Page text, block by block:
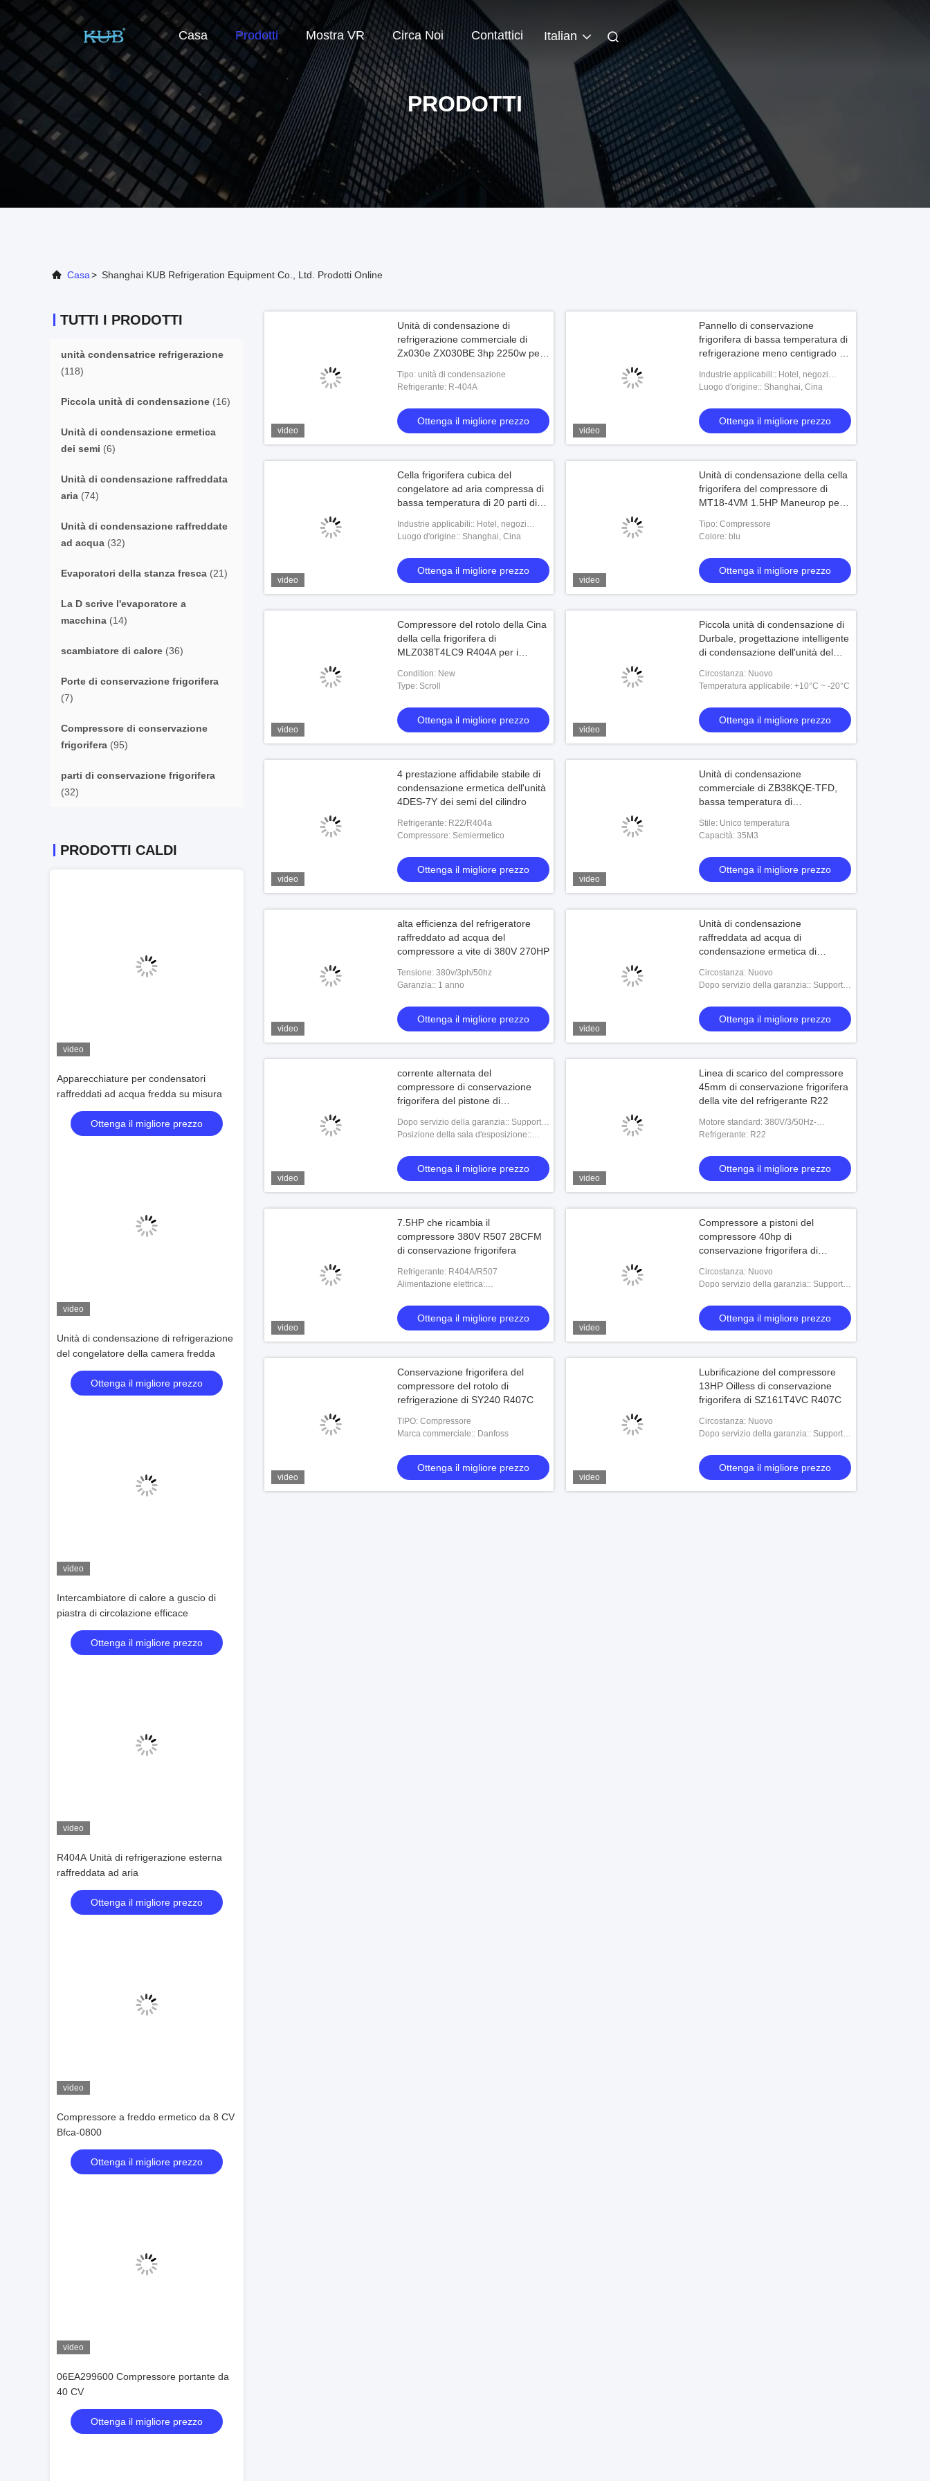
Casa Prodotti Mostra VR Circa Noi Contattici Italian
PRODOTTI
Casa> Shanghai KUB Refrigeration Equipment Co., Ltd. Prodotti Online
TUTTI I PRODOTTI
unità condensatrice refrigerazione
(118)
Piccola unità di condensazione (16)
Unità di condensazione ermetica
dei semi (6)
Unità di condensazione raffreddata
aria (74)
Unità di condensazione raffreddate
ad acqua (32)
Evaporatori della stanza fresca (21)
La D scrive l'evaporatore a
macchina (14)
scambiatore di calore (36)
Porte di conservazione frigorifera
(7)
Compressore di conservazione
frigorifera (95)
parti di conservazione frigorifera
(32)
PRODOTTI CALDI
video
Apparecchiature per condensatori
raffreddati ad acqua fredda su misura
Ottenga il migliore prezzo
video
Unità di condensazione di refrigerazione
del congelatore della camera fredda
Ottenga il migliore prezzo
video
Intercambiatore di calore a guscio di
piastra di circolazione efficace
Ottenga il migliore prezzo
video
R404A Unità di refrigerazione esterna
raffreddata ad aria
Ottenga il migliore prezzo
video
Compressore a freddo ermetico da 8 CV
Bfca-0800
Ottenga il migliore prezzo
video
06EA299600 Compressore portante da
40 CV
Ottenga il migliore prezzo
video
Unità di condensazione di
refrigerazione commerciale di
Zx030e ZX030BE 3hp 2250w per
Tipo: unità di condensazione
Refrigerante: R-404A
Ottenga il migliore prezzo
video
Pannello di conservazione
frigorifera di bassa temperatura di
refrigerazione meno centigrado 25
Industrie applicabili:: Hotel, negozi
dell'indumento, negozi di materiale da
macchinar
Luogo d'origine:: Shanghai, Cina
Ottenga il migliore prezzo
video
Cella frigorifera cubica del
congelatore ad aria compressa di
bassa temperatura di 20 parti di
pannello dell'isolamento
Industrie applicabili:: Hotel, negozi
dell'indumento, negozi di materiale da
macchinar
Luogo d'origine:: Shanghai, Cina
Ottenga il migliore prezzo
video
Unità di condensazione della cella
frigorifera del compressore di
MT18-4VM 1.5HP Maneurop per
Tipo: Compressore
Colore: blu
Ottenga il migliore prezzo
video
Compressore del rotolo della Cina
della cella frigorifera di
MLZ038T4LC9 R404A per i
refrigerazione (5ton R22 3pH
380~420volt
Condition: New
Type: Scroll
Ottenga il migliore prezzo
video
Piccola unità di condensazione di
Durbale, progettazione intelligente
di condensazione dell'unità del
Circostanza: Nuovo
Temperatura applicabile: +10°C ~ -20°C
Ottenga il migliore prezzo
video
4 prestazione affidabile stabile di
condensazione ermetica dell'unità
4DES-7Y dei semi del cilindro
Refrigerante: R22/R404a
Compressore: Semiermetico
Ottenga il migliore prezzo
video
Unità di condensazione
commerciale di ZB38KQE-TFD,
bassa temperatura di
del rotolo delle componenti
dell'unità
Stile: Unico temperatura
Capacità: 35M3
Ottenga il migliore prezzo
video
alta efficienza del refrigeratore
raffreddato ad acqua del
compressore a vite di 380V 270HP
Tensione: 380v/3ph/50hz
Garanzia:: 1 anno
Ottenga il migliore prezzo
video
Unità di condensazione
raffreddata ad acqua di
condensazione ermetica di
acqua dell'unità dell'unità dell'unità
di refrigerazione del congelatore
R22 8HP
Circostanza: Nuovo
Dopo servizio della garanzia:: Supporto
Ottenga il migliore prezzo
video
corrente alternata del
compressore di conservazione
frigorifera del pistone di
Dopo servizio della garanzia:: Supporto
online
Posizione della sala d'esposizione::
Ottenga il migliore prezzo
video
Linea di scarico del compressore
45mm di conservazione frigorifera
della vite del refrigerante R22
Motore standard: 380V/3/50Hz-
460/3/60Hz
Refrigerante: R22
Ottenga il migliore prezzo
video
7.5HP che ricambia il
compressore 380V R507 28CFM
di conservazione frigorifera
Refrigerante: R404A/R507
Alimentazione elettrica:
Ottenga il migliore prezzo
video
Compressore a pistoni del
compressore 40hp di
conservazione frigorifera di
Circostanza: Nuovo
Dopo servizio della garanzia:: Supporto
Ottenga il migliore prezzo
video
Conservazione frigorifera del
compressore del rotolo di
refrigerazione di SY240 R407C
TIPO: Compressore
Marca commerciale:: Danfoss
Ottenga il migliore prezzo
video
Lubrificazione del compressore
13HP Oilless di conservazione
frigorifera di SZ161T4VC R407C
Circostanza: Nuovo
Dopo servizio della garanzia:: Supporto
Ottenga il migliore prezzo